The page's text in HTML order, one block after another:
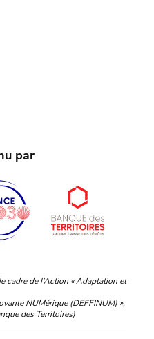
par
cadre de l’Action « Adaptation et
NUMérique (DEFFINUM) »,
des Territoires)